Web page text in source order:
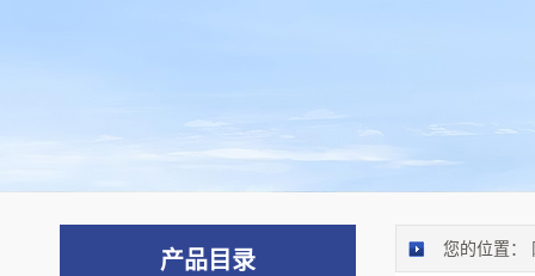
您的位置：
产品目录